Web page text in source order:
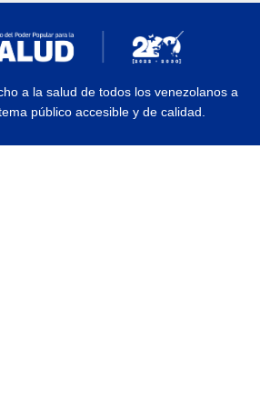
a la salud de todos los venezolanos a
público accesible y de calidad.